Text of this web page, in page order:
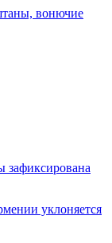
вонючие
зафиксирована
уклоняется